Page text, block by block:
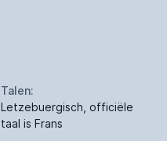
Talen:
Letzebuergisch, officiële
taal is Frans